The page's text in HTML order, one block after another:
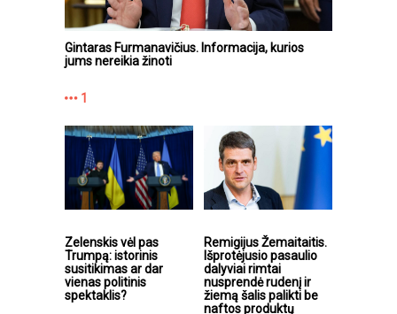
Gintaras Furmanavičius. Informacija, kurios
jums nereikia žinoti
1
Zelenskis vėl pas
Trumpą: istorinis
susitikimas ar dar
vienas politinis
spektaklis?
Remigijus Žemaitaitis.
Išprotėjusio pasaulio
dalyviai rimtai
nusprendė rudenį ir
žiemą šalis palikti be
naftos produktų